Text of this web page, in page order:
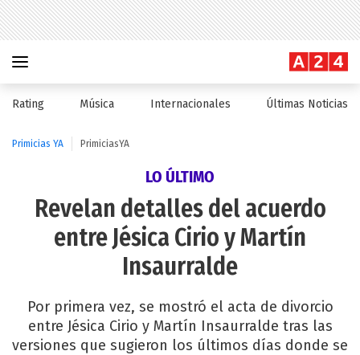
Rating Música Internacionales Últimas Noticias
Primicias YA PrimiciasYA
LO ÚLTIMO
Revelan detalles del acuerdo
entre Jésica Cirio y Martín
Insaurralde
Por primera vez, se mostró el acta de divorcio
entre Jésica Cirio y Martín Insaurralde tras las
versiones que sugieron los últimos días donde se